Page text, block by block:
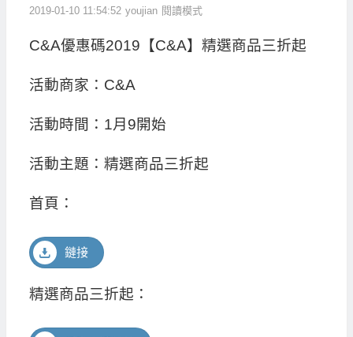
2019-01-10 11:54:52 youjian 閱讀模式
C&A優惠碼2019【C&A】精選商品三折起
活動商家：C&A
活動時間：1月9開始
活動主題：精選商品三折起
首頁：
鏈接
精選商品三折起：